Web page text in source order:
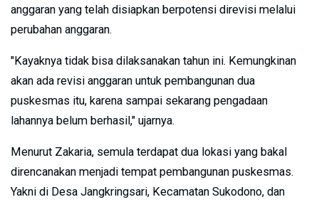
anggaran yang telah disiapkan berpotensi direvisi melalui
perubahan anggaran.
"Kayaknya tidak bisa dilaksanakan tahun ini. Kemungkinan
akan ada revisi anggaran untuk pembangunan dua
puskesmas itu, karena sampai sekarang pengadaan
lahannya belum berhasil," ujarnya.
Menurut Zakaria, semula terdapat dua lokasi yang bakal
direncanakan menjadi tempat pembangunan puskesmas.
Yakni di Desa Jangkringsari, Kecamatan Sukodono, dan